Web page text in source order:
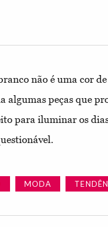
não é uma cor
algumas peças que
para iluminar os
MODA